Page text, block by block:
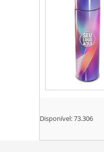
Disponível:73.306